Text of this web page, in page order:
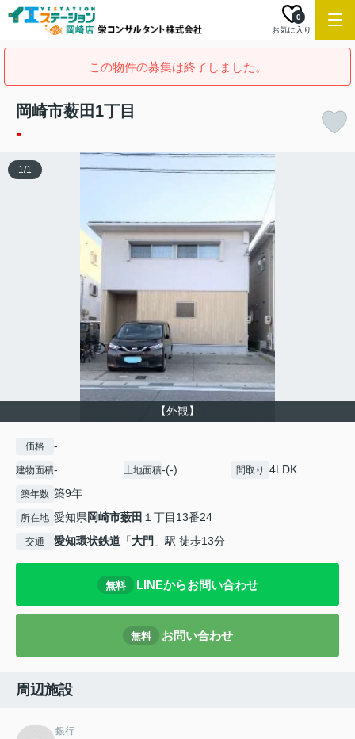
お気に入り
0
この物件の募集は終了しました。
岡崎市薮田1丁目
-
【外観】
1/1
価格 -
建物面積- 土地面積-(-) 間取り 4LDK
築年数 築9年
所在地 愛知県岡崎市薮田 １丁目13番24
交通 愛知環状鉄道 「大門 」駅 徒歩13分
無料 LINEからお問い合わせ
無料 お問い合わせ
周辺施設
銀行